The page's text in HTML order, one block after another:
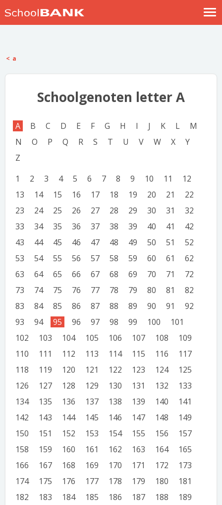
Help
a
Schoolgenoten letter A
A B C D E F G H I J K L
M
N
O P Q R S T U V W X
Y
Z
1
2 3 4 5 6 7 8 9 10 11
12
13
14 15 16 17 18 19 20 21
22
23
24 25 26 27 28 29 30 31
32
33
34 35 36 37 38 39 40 41
42
43
44 45 46 47 48 49 50 51
52
53
54 55 56 57 58 59 60 61
62
63
64 65 66 67 68 69 70 71
72
73
74 75 76 77 78 79 80 81
82
83
84 85 86 87 88 89 90 91
92
93
94 95 96 97 98 99 100
101
102
103 104 105 106 107 108
109
110
111 112 113 114 115 116
117
118
119 120 121 122 123 124
125
126
127 128 129 130 131 132
133
134
135 136 137 138 139 140
141
142
143 144 145 146 147 148
149
150
151 152 153 154 155 156
157
158
159 160 161 162 163 164
165
166
167 168 169 170 171 172
173
174
175 176 177 178 179 180
181
182
183 184 185 186 187 188
189